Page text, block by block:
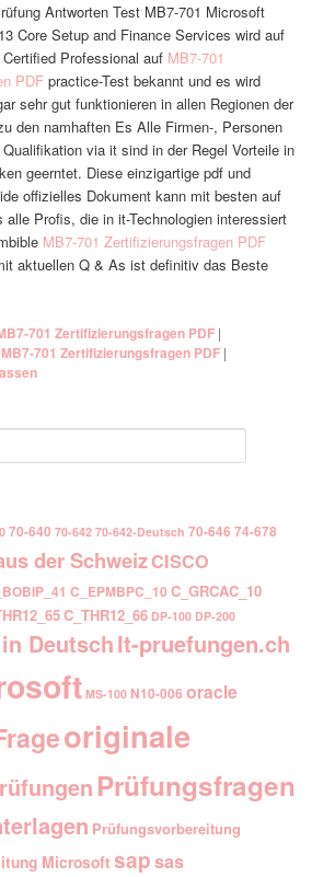
Antworten Test MB7-701 Microsoft
Core Setup and Finance Services wird auf
Professional auf MB7-701
PDF practice-Test bekannt und es wird
sehr gut funktionieren in allen Regionen der
den namhaften Es Alle Firmen-, Personen
via it sind in der Regel Vorteile in
geerntet. Diese einzigartige pdf und
offizielles Dokument kann mit besten auf
Profis, die in it-Technologien interessiert
MB7-701 Zertifizierungsfragen PDF
aktuellen Q & As ist definitiv das Beste
701 Zertifizierungsfragen PDF |
MB7-701 Zertifizierungsfragen PDF |
70-640 70-642 70-642-Deutsch 70-646 74-678
der SchweizCISCO
C_EPMBPC_10 C_GRCAC_10
C_THR12_66 DP-100 DP-200
in DeutschIt-pruefungen.ch
MS-100 N10-006 oracle
originale
Prüfungsfragen
Prüfungsvorbereitung
Microsoft sapsas